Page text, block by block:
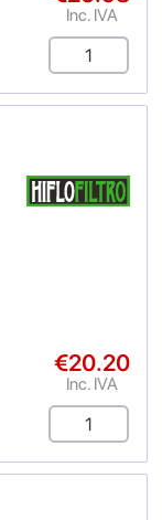
Inc. IVA
€20.20
Inc. IVA